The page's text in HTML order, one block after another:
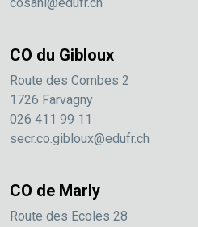
CO du Gibloux
Route des Combes 2
1726 Farvagny
026 411 99 11
secr.co.gibloux@edufr.ch
CO de Marly
Route des Ecoles 28